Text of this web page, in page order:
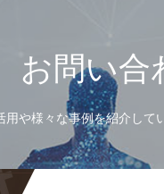
お問い合
用や様々な事例を紹介して